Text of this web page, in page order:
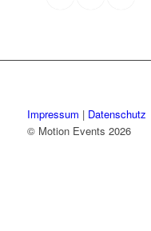
Impressum | Datenschutz
© Motion Events 2026